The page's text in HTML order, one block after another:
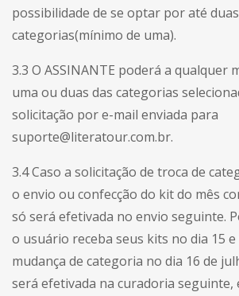
possibilidade de se optar por até duas
categorias(mínimo de uma).
3.3 O ASSINANTE poderá a qualquer
uma ou duas das categorias
solicitação por e-mail enviada para
suporte@literatour.com.br.
3.4 Caso a solicitação de troca de
o envio ou confecção do kit do mês
só será efetivada no envio seguinte.
o usuário receba seus kits no dia 15
mudança de categoria no dia 16 de
será efetivada na curadoria seguinte,